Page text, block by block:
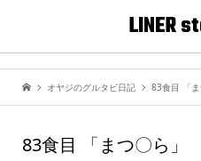
LINER
オヤジのグルタビ日記 83食目 「ま
83食目 「まつ〇ら」